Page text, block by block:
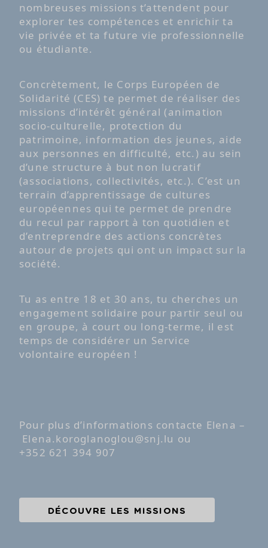
nombreuses missions t’attendent pour
explorer tes compétences et enrichir ta
vie privée et ta future vie professionnelle
ou étudiante.
Concrètement, le Corps Européen de
Solidarité (CES) te permet de réaliser des
missions d’intérêt général (animation
socio-culturelle, protection du
patrimoine, information des jeunes, aide
aux personnes en difficulté, etc.) au sein
d’une structure à but non lucratif
(associations, collectivités, etc.). C’est un
terrain d’apprentissage de cultures
européennes qui te permet de prendre
du recul par rapport à ton quotidien et
d’entreprendre des actions concrètes
autour de projets qui ont un impact sur la
société.
Tu as entre 18 et 30 ans, tu cherches un
engagement solidaire pour partir seul ou
en groupe, à court ou long-terme, il est
temps de considérer un Service
volontaire européen !
Pour plus d’informations contacte Elena –
Elena.koroglanoglou@snj.lu ou
+352 621 394 907
DÉCOUVRE LES MISSIONS